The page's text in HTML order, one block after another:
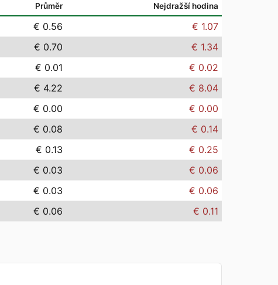
Průměr Nejdražší hodina
€ 0.56
€ 1.07
€ 0.70
€ 1.34
€ 0.01
€ 0.02
€ 4.22
€ 8.04
€ 0.00
€ 0.00
€ 0.08
€ 0.14
€ 0.13
€ 0.25
€ 0.03
€ 0.06
€ 0.03
€ 0.06
€ 0.06 € 0.11